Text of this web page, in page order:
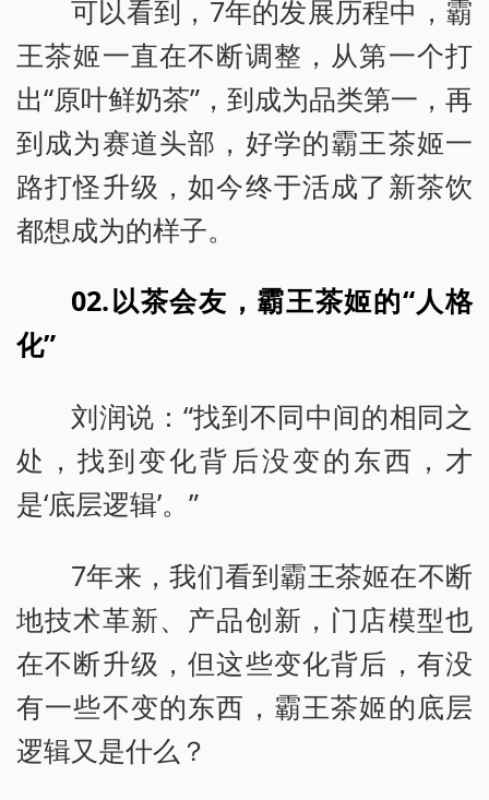
可以看到，7年的发展历程中，霸
王茶姬一直在不断调整，从第一个打
出“原叶鲜奶茶”，到成为品类第一，再
到成为赛道头部，好学的霸王茶姬一
路打怪升级，如今终于活成了新茶饮
都想成为的样子。
02.以茶会友，霸王茶姬的“人格
化”
刘润说：“找到不同中间的相同之
处，找到变化背后没变的东西，才
是‘底层逻辑’。”
7年来，我们看到霸王茶姬在不断
地技术革新、产品创新，门店模型也
在不断升级，但这些变化背后，有没
有一些不变的东西，霸王茶姬的底层
逻辑又是什么？